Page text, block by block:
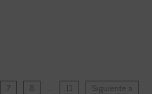
7 8 … 11 Siguiente »